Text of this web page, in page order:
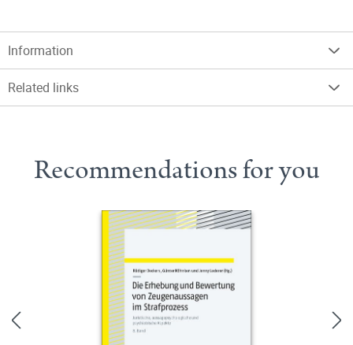
Information
Related links
Recommendations for you